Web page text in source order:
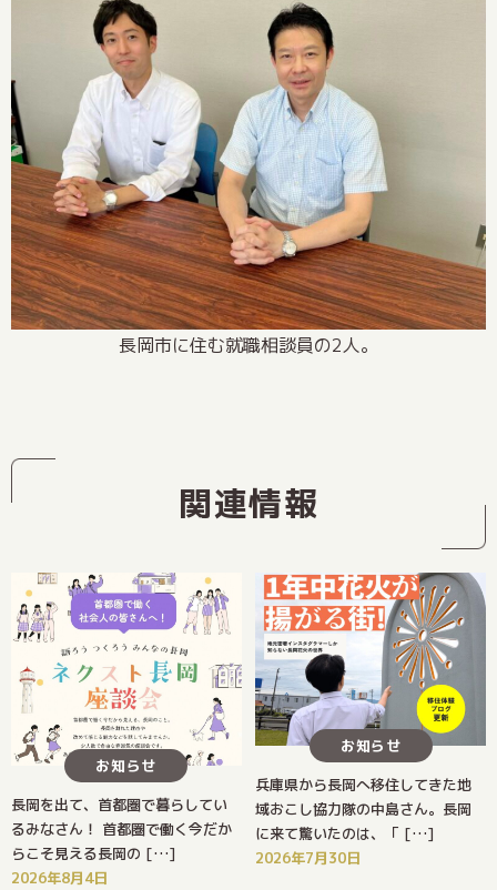
長岡市に住む就職相談員の2人。
関連情報
お知らせ
長岡を出て、首都圏で暮らしてい
るみなさん！ 首都圏で働く今だか
らこそ見える長岡の […]
2026年8月4日
お知らせ
兵庫県から長岡へ移住してきた地
域おこし協力隊の中島さん。長岡
に来て驚いたのは、「 […]
2026年7月30日